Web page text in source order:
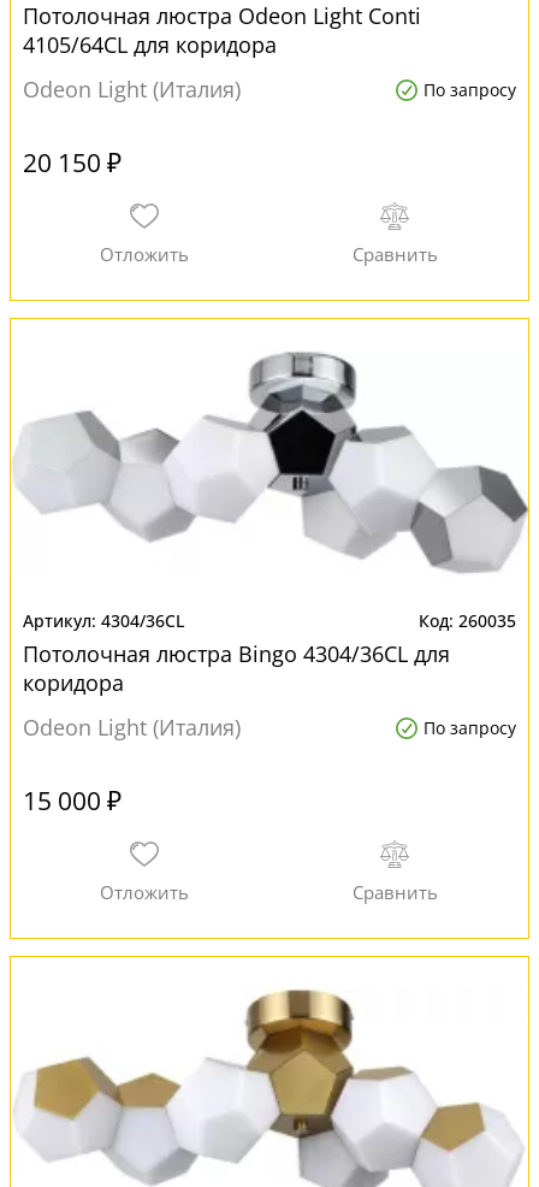
Потолочная люстра Odeon Light Conti
4105/64CL для коридора
Odeon Light (Италия)
По запросу
20 150 ₽
4304/36CL 260035
Потолочная люстра Bingo 4304/36CL для
коридора
Odeon Light (Италия)
По запросу
15 000 ₽